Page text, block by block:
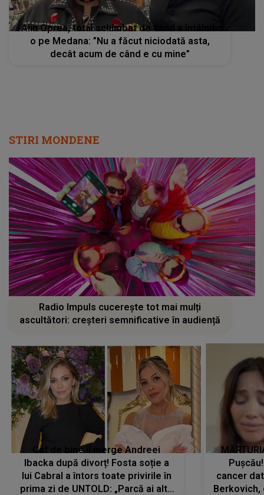
Alin Oprea, total schimbat de când a întâlnit-
o pe Medana: ”Nu a făcut niciodată asta,
decât acum de când e cu mine”
STIRI MONDENE
Radio Impuls cucerește tot mai mulți
ascultători: creșteri semnificative în audiență
Cât de bine îi merge Andreei
Ibacka după divorț! Fosta soție a
lui Cabral a întors toate privirile în
prima zi de UNTOLD: „Parcă ai altă
cancer
Berkovich,